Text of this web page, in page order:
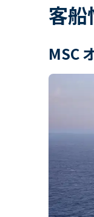
客船
MSC